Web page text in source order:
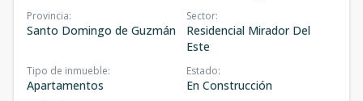
Provincia:
Santo Domingo de Guzmán
Sector:
Residencial Mirador Del
Este
Tipo de inmueble:
Apartamentos
Estado:
En Construcción